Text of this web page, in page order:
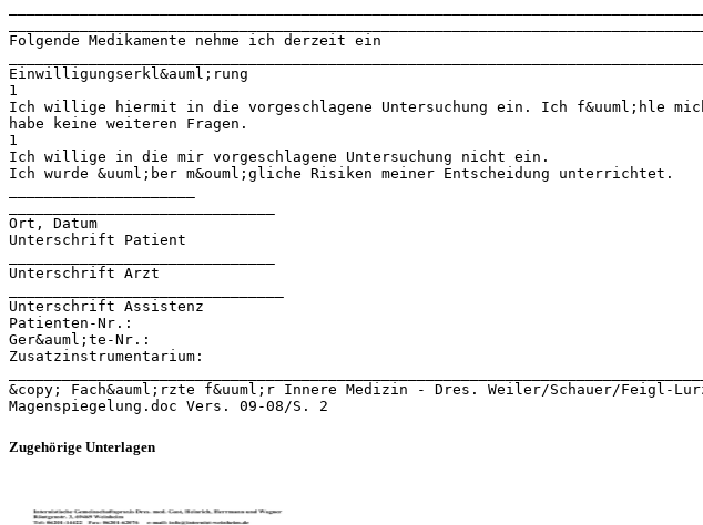
Folgende Medikamente nehme ich derzeit ein
Einwilligungserkl&auml;rung
1
Ich willige hiermit in die vorgeschlagene Untersuchung ein. Ich f&uuml;hle mich
habe keine weiteren Fragen.
1
Ich willige in die mir vorgeschlagene Untersuchung nicht ein.
Ich wurde &uuml;ber m&ouml;gliche Risiken meiner Entscheidung unterrichtet.
Ort, Datum
Unterschrift Patient
Unterschrift Arzt
Unterschrift Assistenz
Patienten-Nr.:
Ger&auml;te-Nr.:
Zusatzinstrumentarium:
&copy; Fach&auml;rzte f&uuml;r Innere Medizin - Dres. Weiler/Schauer/Feigl-
Zugehörige Unterlagen